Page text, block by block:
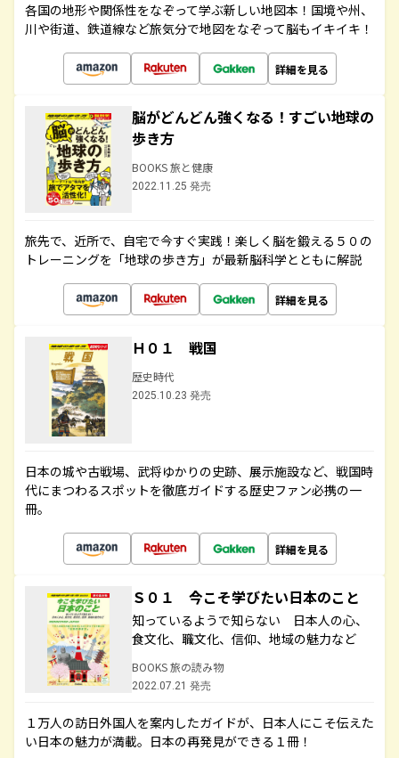
各国の地形や関係性をなぞって学ぶ新しい地図本！国境や州、
川や街道、鉄道線など旅気分で地図をなぞって脳もイキイキ！
詳細を見る
脳がどんどん強くなる！すごい地球の
歩き方
BOOKS 旅と健康
2022.11.25 発売
旅先で、近所で、自宅で今すぐ実践！楽しく脳を鍛える５０の
トレーニングを「地球の歩き方」が最新脳科学とともに解説
詳細を見る
Ｈ０１ 戦国
歴史時代
2025.10.23 発売
日本の城や古戦場、武将ゆかりの史跡、展示施設など、戦国時
代にまつわるスポットを徹底ガイドする歴史ファン必携の一
冊。
詳細を見る
Ｓ０１ 今こそ学びたい日本のこと
知っているようで知らない 日本人の心、
食文化、職文化、信仰、地域の魅力など
BOOKS 旅の読み物
2022.07.21 発売
１万人の訪日外国人を案内したガイドが、日本人にこそ伝えた
い日本の魅力が満載。日本の再発見ができる１冊！